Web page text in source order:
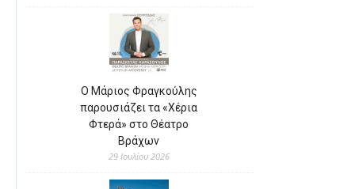
Ο Μάριος Φραγκούλης
παρουσιάζει τα «Χέρια
Φτερά» στο Θέατρο
Βράχων
29 Ιουλίου 2026